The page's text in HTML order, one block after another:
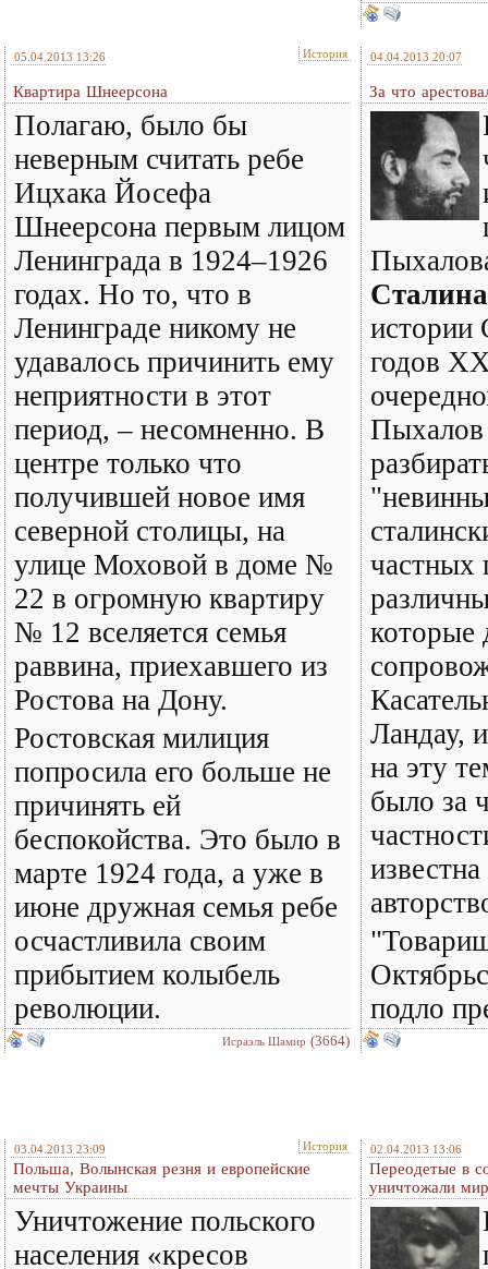
05.04.2013 13:26 История
Квартира Шнеерсона
Полагаю, было бы
неверным считать ребе
Ицхака Йосефа
Шнеерсона первым лицом
Ленинграда в 1924–1926
годах. Но то, что в
Ленинграде никому не
удавалось причинить ему
неприятности в этот
период, – несомненно. В
центре только что
получившей новое имя
северной столицы, на
улице Моховой в доме №
22 в огромную квартиру
№ 12 вселяется семья
раввина, приехавшего из
Ростова на Дону.
Ростовская милиция
попросила его больше не
причинять ей
беспокойства. Это было в
марте 1924 года, а уже в
июне дружная семья ребе
осчастливила своим
прибытием колыбель
революции.
Исраэль Шамир (3664)
04.04.2013 20:07
За что
Сталина
годов
Пыхалов
частных
которые
Ландау,
на эту
было за
подло
03.04.2013 23:09 История
Польша, Волынская резня и европейские
мечты Украины
Уничтожение польского
населения «кресов
02.04.2013 13:06
Переодетые в
уничтожали